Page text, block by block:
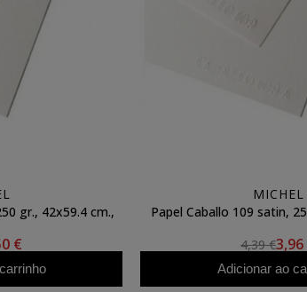
gr., 42x59.4 cm.,
€
MICHEL
Papel Caballo 109 satin,
4,39 €3,96
Adicionar ao